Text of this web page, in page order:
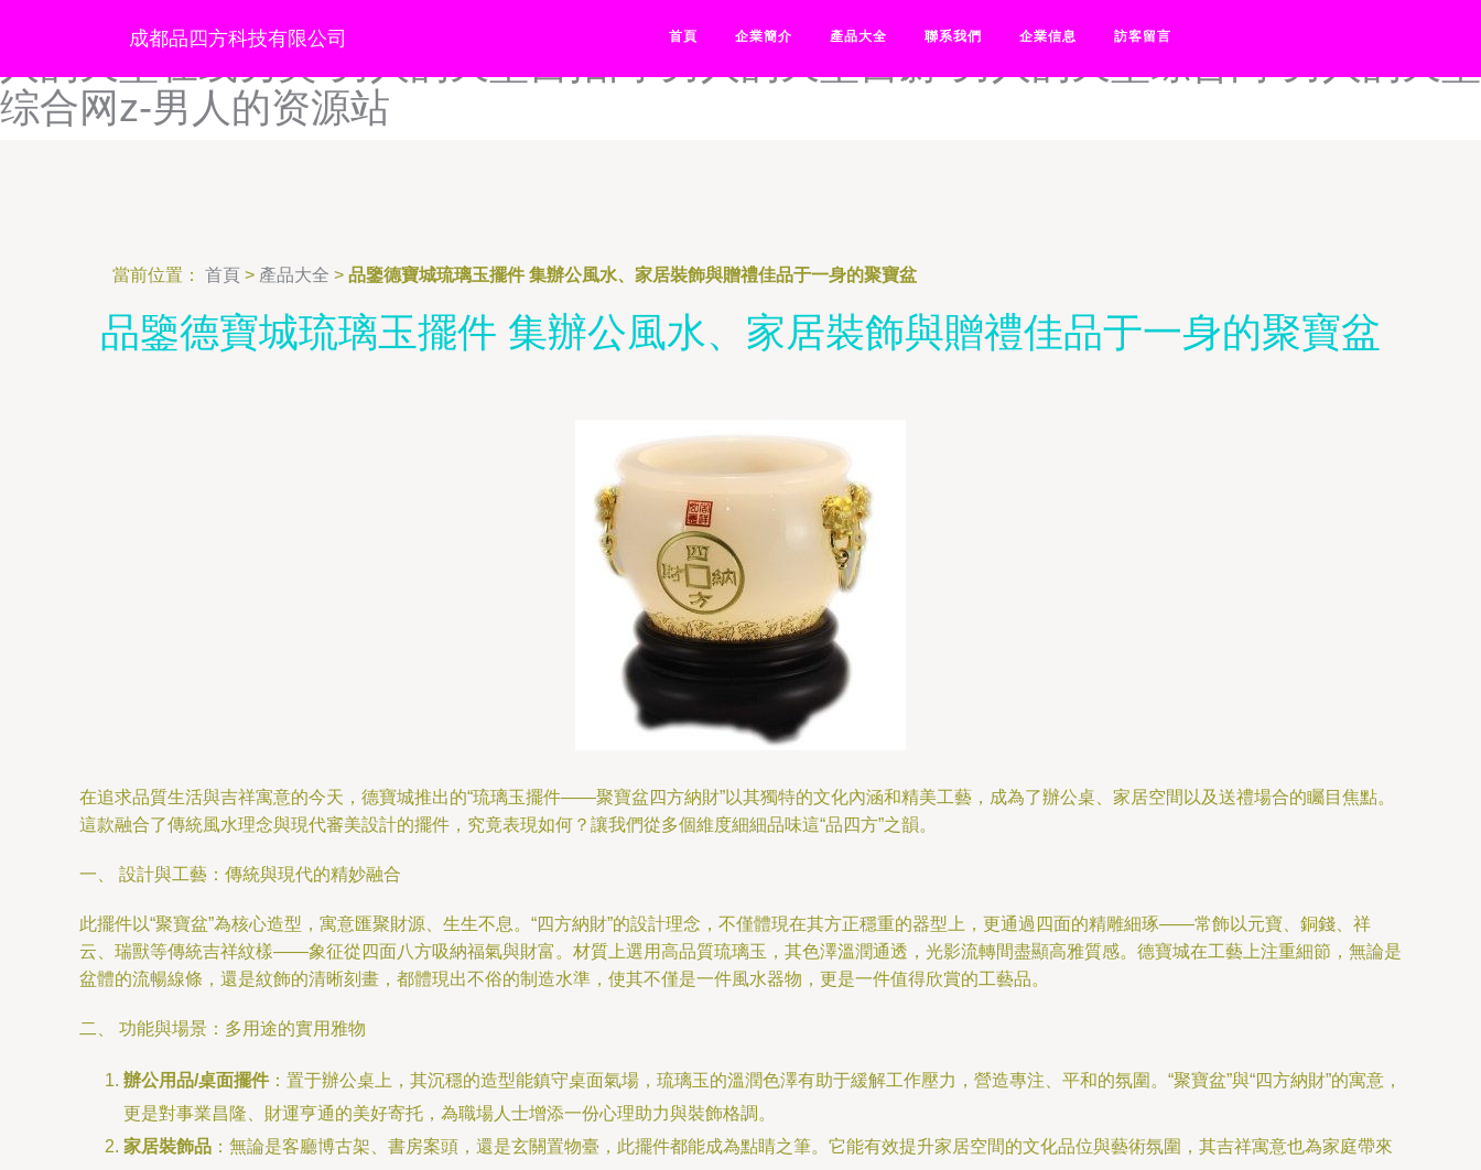
男人的天堂网手机版-男人的天堂午夜剧场版-男人的天堂性爱图-男人的天堂伊人网-男
综合网z-男人的资源站
成都品四方科技有限公司 首頁 企業簡介 產品大全 聯系我們 企業信息 訪客留言
當前位置： 首頁 > 產品大全 > 品鑒德寶城琉璃玉擺件 集辦公風水、家居裝飾與贈禮佳品于一身的聚寶盆
品鑒德寶城琉璃玉擺件 集辦公風水、家居裝飾與贈禮佳品于一身的聚寶盆
在追求品質生活與吉祥寓意的今天，德寶城推出的“琉璃玉擺件——聚寶盆四方納財”以其獨特的文化內涵和精美工藝，成為了辦公桌、家居空間以及送禮場合的矚目焦點。
這款融合了傳統風水理念與現代審美設計的擺件，究竟表現如何？讓我們從多個維度細細品味這“品四方”之韻。
一、 設計與工藝：傳統與現代的精妙融合
此擺件以“聚寶盆”為核心造型，寓意匯聚財源、生生不息。“四方納財”的設計理念，不僅體現在其方正穩重的器型上，更通過四面的精雕細琢——常飾以元寶、銅錢、祥
云、瑞獸等傳統吉祥紋樣——象征從四面八方吸納福氣與財富。材質上選用高品質琉璃玉，其色澤溫潤通透，光影流轉間盡顯高雅質感。德寶城在工藝上注重細節，無論是
盆體的流暢線條，還是紋飾的清晰刻畫，都體現出不俗的制造水準，使其不僅是一件風水器物，更是一件值得欣賞的工藝品。
二、 功能與場景：多用途的實用雅物
辦公用品/桌面擺件：置于辦公桌上，其沉穩的造型能鎮守桌面氣場，琉璃玉的溫潤色澤有助于緩解工作壓力，營造專注、平和的氛圍。“聚寶盆”與“四方納財”的寓意，
更是對事業昌隆、財運亨通的美好寄托，為職場人士增添一份心理助力與裝飾格調。
家居裝飾品 ：無論是客廳博古架、書房案頭，還是玄關置物臺，此擺件都能成為點睛之筆。它能有效提升家居空間的文化品位與藝術氛圍，其吉祥寓意也為家庭帶來